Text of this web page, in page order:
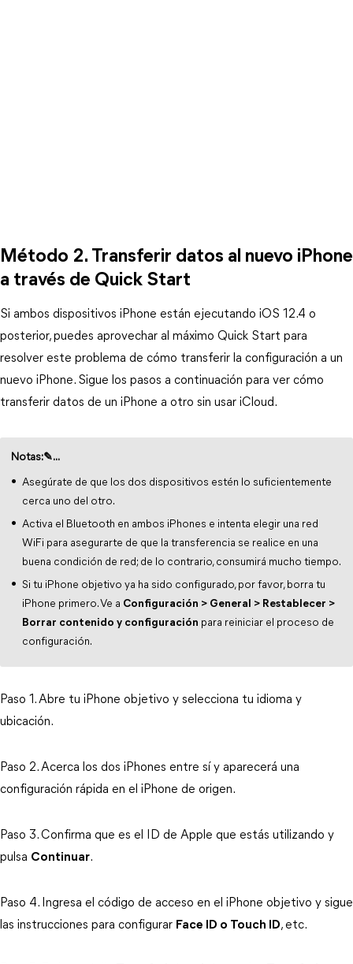
Método 2. Transferir datos al nuevo iPhone
a través de Quick Start
Si ambos dispositivos iPhone están ejecutando iOS 12.4 o
posterior, puedes aprovechar al máximo Quick Start para
resolver este problema de cómo transferir la configuración a un
nuevo iPhone. Sigue los pasos a continuación para ver cómo
transferir datos de un iPhone a otro sin usar iCloud.
Notas:✎...
Asegúrate de que los dos dispositivos estén lo suficientemente
cerca uno del otro.
Activa el Bluetooth en ambos iPhones e intenta elegir una red
WiFi para asegurarte de que la transferencia se realice en una
buena condición de red; de lo contrario, consumirá mucho tiempo.
Si tu iPhone objetivo ya ha sido configurado, por favor, borra tu
iPhone primero. Ve a Configuración > General > Restablecer >
Borrar contenido y configuración para reiniciar el proceso de
configuración.
Paso 1. Abre tu iPhone objetivo y selecciona tu idioma y
ubicación.
Paso 2. Acerca los dos iPhones entre sí y aparecerá una
configuración rápida en el iPhone de origen.
Paso 3. Confirma que es el ID de Apple que estás utilizando y
pulsa Continuar.
Paso 4. Ingresa el código de acceso en el iPhone objetivo y sigue
las instrucciones para configurar Face ID o Touch ID, etc.